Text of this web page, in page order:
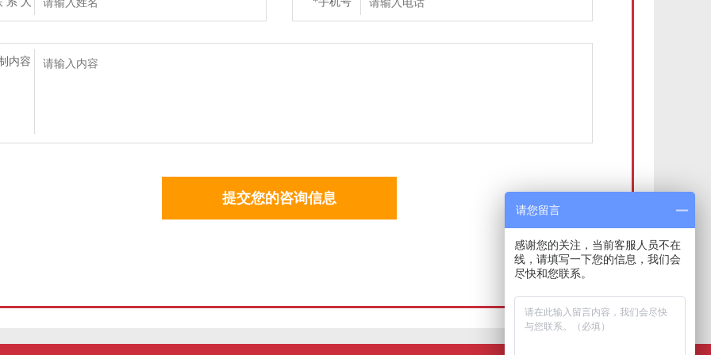
内容
提交您的咨询信息
请您留言
感谢您的关注，当前客服人员不在
线，请填写一下您的信息，我们会
尽快和您联系。